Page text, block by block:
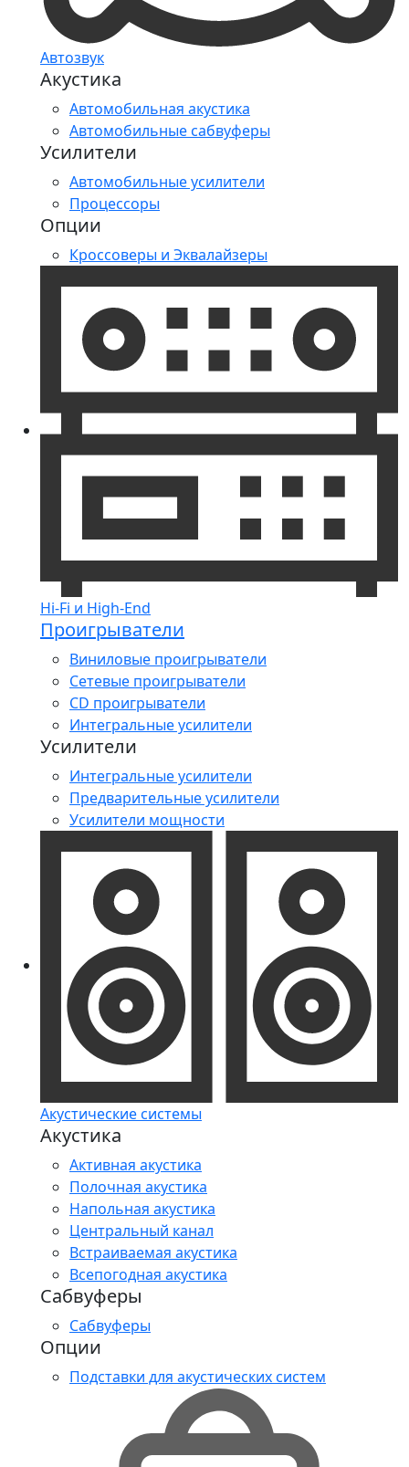
Автозвук
Акустика
Автомобильная акустика
Автомобильные сабвуферы
Усилители
Автомобильные усилители
Процессоры
Опции
Кроссоверы и Эквалайзеры
Hi-Fi и High-End
Проигрыватели
Виниловые проигрыватели
Сетевые проигрыватели
CD проигрыватели
Интегральные усилители
Усилители
Интегральные усилители
Предварительные усилители
Усилители мощности
Акустические системы
Акустика
Активная акустика
Полочная акустика
Напольная акустика
Центральный канал
Встраиваемая акустика
Всепогодная акустика
Сабвуферы
Сабвуферы
Опции
Подставки для акустических систем